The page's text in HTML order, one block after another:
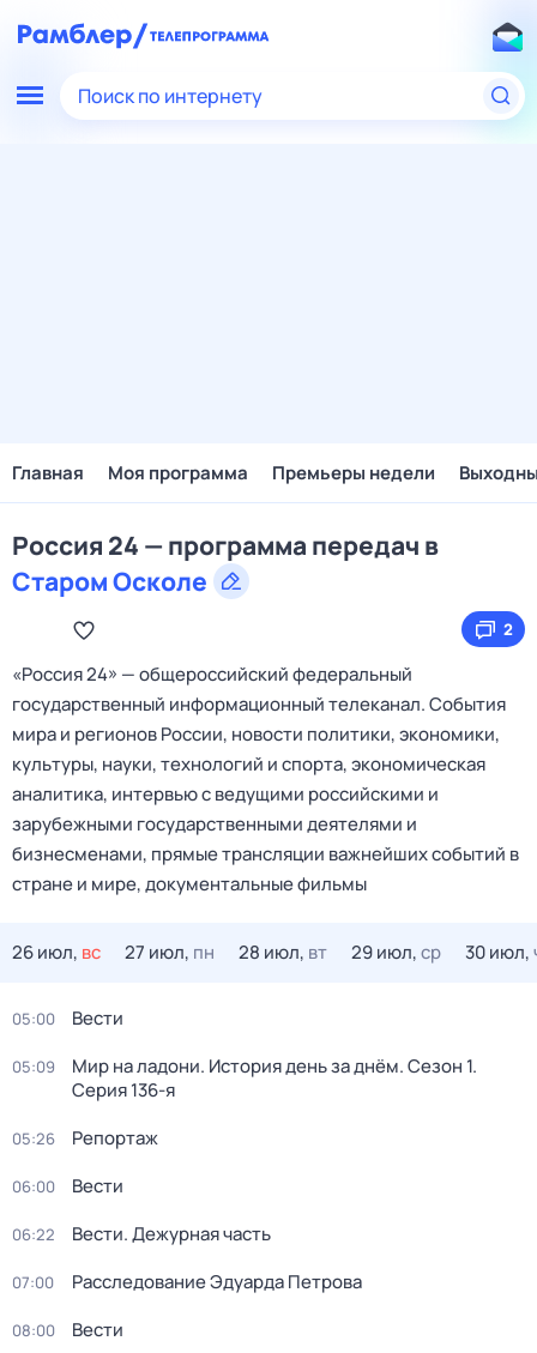
Поиск по интернету
Главная Моя программа Премьеры недели
Россия 24 — программа передач в
Старом Осколе
2
«Россия 24» — общероссийский федеральный
государственный информационный телеканал. События
мира и регионов России, новости политики, экономики,
культуры, науки, технологий и спорта, экономическая
аналитика, интервью с ведущими российскими и
зарубежными государственными деятелями и
бизнесменами, прямые трансляции важнейших событий в
стране и мире, документальные фильмы
26 июл, вс 27 июл, пн 28 июл, вт 29 июл,ср 30 июл,
05:00 Вести
05:09 Мир на ладони. История день за днём. Сезон 1.
Серия 136-я
05:26 Репортаж
06:00 Вести
06:22 Вести. Дежурная часть
07:00 Расследование Эдуарда Петрова
08:00 Вести